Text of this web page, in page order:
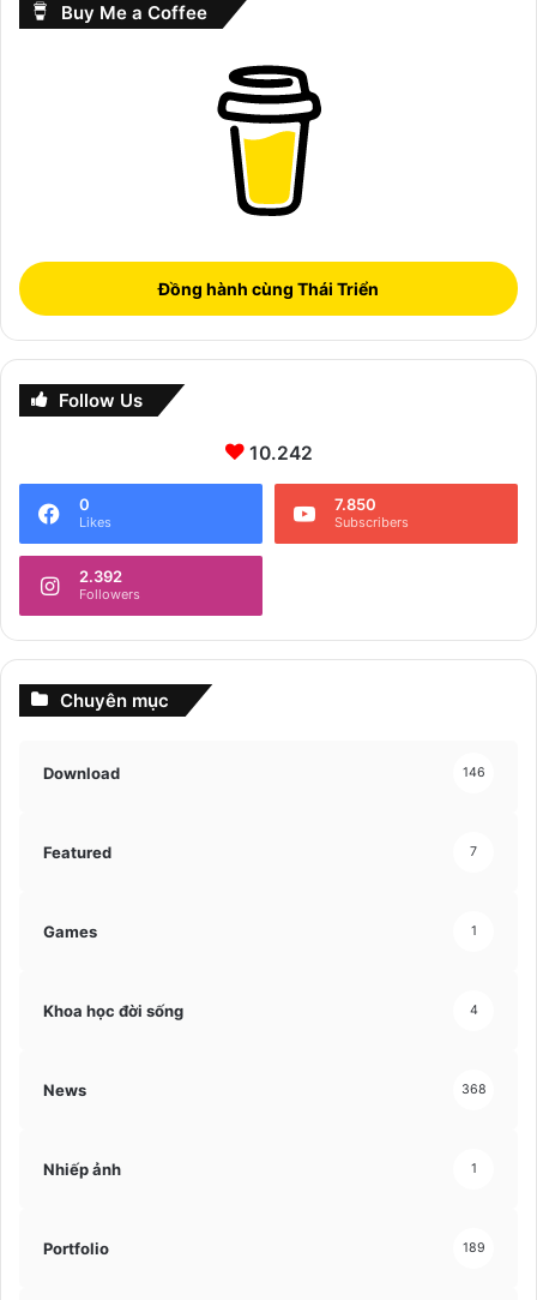
Buy Me a Coffee
Đồng hành cùng Thái Triển
Follow Us
10.242
0
Likes
7.850
Subscribers
2.392
Followers
Chuyên mục
Download 146
Featured 7
Games 1
Khoa học đời sống 4
News 368
Nhiếp ảnh 1
Portfolio 189